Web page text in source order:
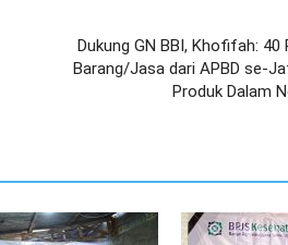
Dukung GN BBI, Khofifah: 40
Barang/Jasa dari APBD se-
Produk Dalam